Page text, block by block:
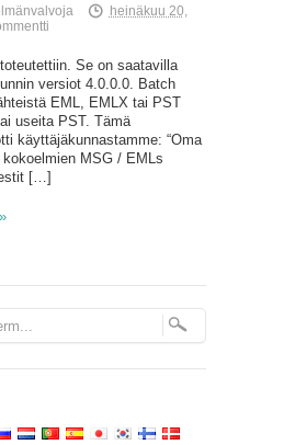
heinäkuu 20,
Se on saatavilla
versiot 4.0.0.0. Batch
EML, EMLX tai PST
useita PST. Tämä
käyttäjäkunnastamme: “Oma
MSG / EMLs
[…]